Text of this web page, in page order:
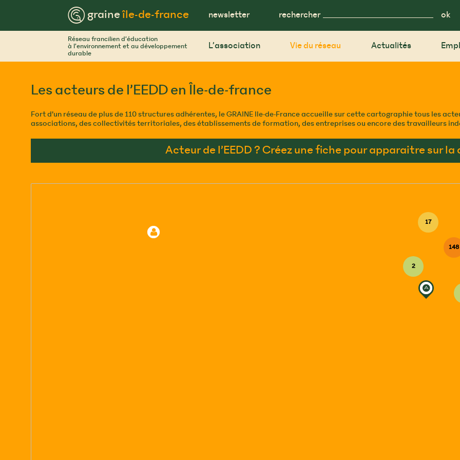
™ graineîle-de-france newsletter rechercher
Réseau francilien d’éducation
à l’environnement et au développement
durable
L’association Vie du réseau Actualités
Les acteurs de l’EEDD en Île-de-france
Fort d’un réseau de plus de 110 structures adhérentes, le GRAINE Ile-de-France accueille sur cette cartographie tous les
associations, des collectivités territoriales, des établissements de formation, des entreprises ou encore des travailleurs
Acteur de l’EEDD ? Créez une fiche pour apparaitre sur
148
17
2